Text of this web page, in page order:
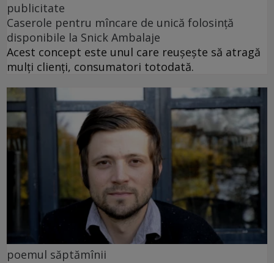
publicitate
Caserole pentru mîncare de unică folosință
disponibile la Snick Ambalaje
Acest concept este unul care reușește să atragă
mulți clienți, consumatori totodată.
poemul săptămînii